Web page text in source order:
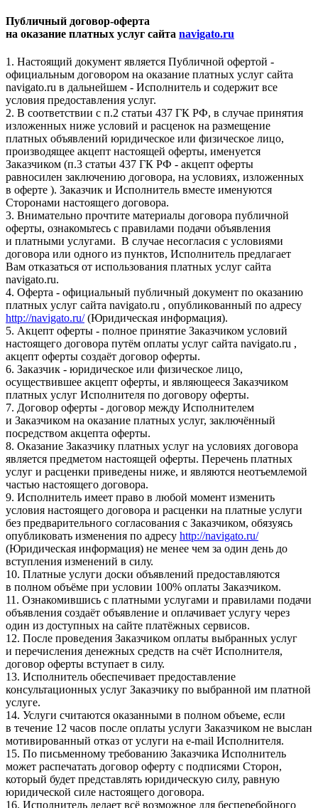
Публичный договор-оферта
на оказание платных услуг сайта navigato.ru
1. Настоящий документ является Публичной офертой -
официальным договором на оказание платных услуг сайта
navigato.ru в дальнейшем - Исполнитель и содержит все
условия предоставления услуг.
2. В соответствии с п.2 статьи 437 ГК РФ, в случае принятия
изложенных ниже условий и расценок на размещение
платных объявлений юридическое или физическое лицо,
производящее акцепт настоящей оферты, именуется
Заказчиком (п.3 статьи 437 ГК РФ - акцепт оферты
равносилен заключению договора, на условиях, изложенных
в оферте ). Заказчик и Исполнитель вместе именуются
Сторонами настоящего договора.
3. Внимательно прочтите материалы договора публичной
оферты, ознакомьтесь с правилами подачи объявления
и платными услугами. В случае несогласия с условиями
договора или одного из пунктов, Исполнитель предлагает
Вам отказаться от использования платных услуг сайта
navigato.ru.
4. Оферта - официальный публичный документ по оказанию
платных услуг сайта navigato.ru , опубликованный по адресу
http://navigato.ru/(Юридическая информация).
5. Акцепт оферты - полное принятие Заказчиком условий
настоящего договора путём оплаты услуг сайта navigato.ru ,
акцепт оферты создаёт договор оферты.
6. Заказчик - юридическое или физическое лицо,
осуществившее акцепт оферты, и являющееся Заказчиком
платных услуг Исполнителя по договору оферты.
7. Договор оферты - договор между Исполнителем
и Заказчиком на оказание платных услуг, заключённый
посредством акцепта оферты.
8. Оказание Заказчику платных услуг на условиях договора
является предметом настоящей оферты. Перечень платных
услуг и расценки приведены ниже, и являются неотъемлемой
частью настоящего договора.
9. Исполнитель имеет право в любой момент изменить
условия настоящего договора и расценки на платные услуги
без предварительного согласования с Заказчиком, обязуясь
опубликовать изменения по адресу http://navigato.ru/
(Юридическая информация) не менее чем за один день до
вступления изменений в силу.
10. Платные услуги доски объявлений предоставляются
в полном объёме при условии 100% оплаты Заказчиком.
11. Ознакомившись с платными услугами и правилами подачи
объявления создаёт объявление и оплачивает услугу через
один из доступных на сайте платёжных сервисов.
12. После проведения Заказчиком оплаты выбранных услуг
и перечисления денежных средств на счёт Исполнителя,
договор оферты вступает в силу.
13. Исполнитель обеспечивает предоставление
консультационных услуг Заказчику по выбранной им платной
услуге.
14. Услуги считаются оказанными в полном объеме, если
в течение 12 часов после оплаты услуги Заказчиком не выслан
мотивированный отказ от услуги на e-mail Исполнителя.
15. По письменному требованию Заказчика Исполнитель
может распечатать договор оферту с подписями Сторон,
который будет представлять юридическую силу, равную
юридической силе настоящего договора.
16. Исполнитель делает всё возможное для бесперебойного